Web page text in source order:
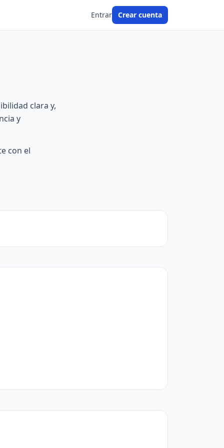
Entrar Crear cuenta
clara y,
y
con el